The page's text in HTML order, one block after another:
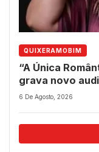
QUIXERAMOBIM
“A Única
grava novo
6 De Agosto, 2026